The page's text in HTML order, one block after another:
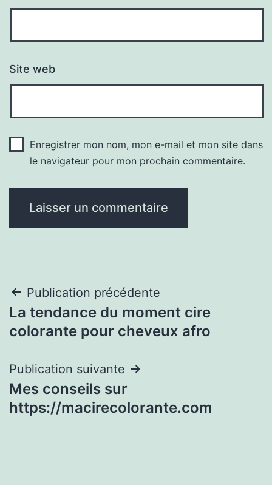
Site web
Enregistrer mon nom, mon e-mail et mon site dans
le navigateur pour mon prochain commentaire.
Navigation
de
Publication précédente
La tendance du moment cire
colorante pour cheveux afro
Publication suivante
Mes conseils sur
https://macirecolorante.com